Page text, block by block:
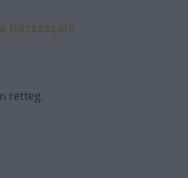
hozzászóló
retteg.